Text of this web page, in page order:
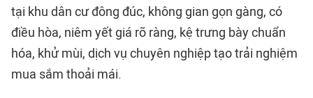
tại khu dân cư đông đúc, không gian gọn gàng, có
điều hòa, niêm yết giá rõ ràng, kệ trưng bày chuẩn
hóa, khử mùi, dịch vụ chuyên nghiệp tạo trải nghiệm
mua sắm thoải mái.